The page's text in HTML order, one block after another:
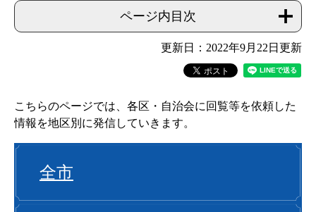
ページ内目次
更新日：2022年9月22日更新
こちらのページでは、各区・自治会に回覧等を依頼した
情報を地区別に発信していきます。
全市